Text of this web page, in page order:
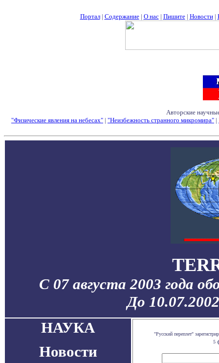
Портал| Содержание| О нас| Пишите| Новости|
Авторские
"Физические явления на небесах" | "Неизбежность странного микромира" |
С 07 августа 2003 года
До
НАУКА
Новости
"Русский переплет"
5